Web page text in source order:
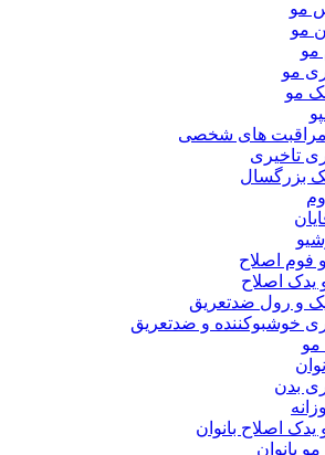
مو
مو
مو
مو
مو
های شخصی
تاخیری
بزرگسال
فوم اصلاح
یدک اصلاح
و رول ضدتعریق
خوشبوکننده و ضدتعریق
مو
بدن
یدک اصلاح بانوان
بانوان